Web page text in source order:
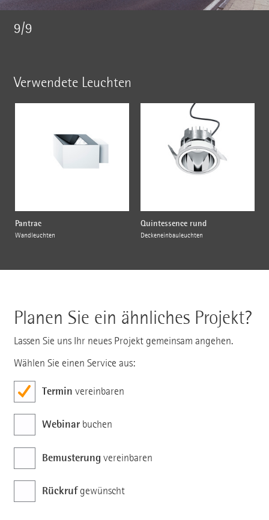
9/9
Verwendete Leuchten
Pantrac
Wandleuchten
Quintessence rund
Deckeneinbauleuchten
Planen Sie ein ähnliches Projekt?
Lassen Sie uns Ihr neues Projekt gemeinsam angehen.
Wählen Sie einen Service aus:
Termin vereinbaren
Webinarbuchen
Bemusterung vereinbaren
Rückrufgewünscht